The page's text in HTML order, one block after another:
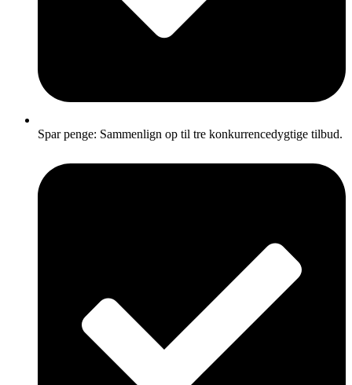
Spar penge: Sammenlign op til tre konkurrencedygtige tilbud.